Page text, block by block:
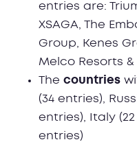
entries are:
XSAGA, The
Group, Kenes
Melco Resorts
The countries
(34 entries),
entries), Italy
entries)